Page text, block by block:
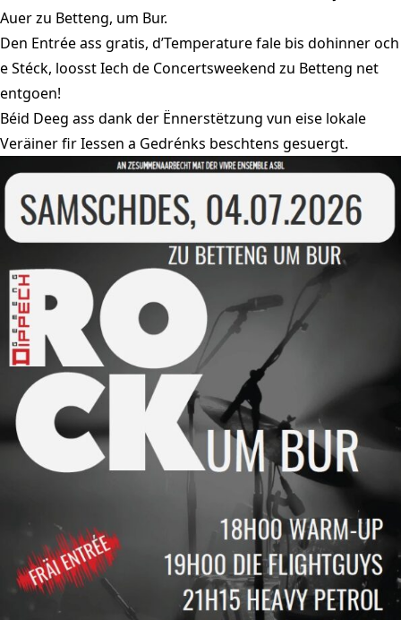
Auer zu Betteng, um Bur.
Den Entrée ass gratis, d’Temperature fale bis dohinner och
e Stéck, loosst Iech de Concertsweekend zu Betteng net
entgoen!
Béid Deeg ass dank der Ënnerstëtzung vun eise lokale
Veräiner fir Iessen a Gedrénks beschtens gesuergt.